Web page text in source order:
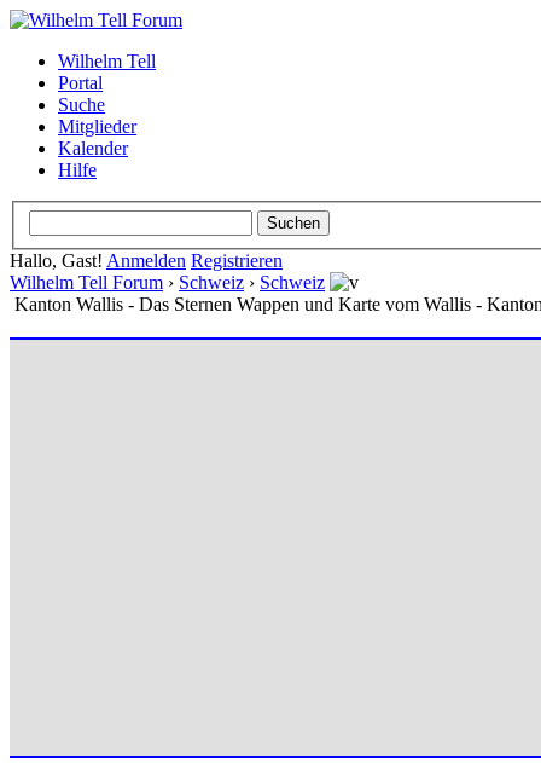
Wilhelm Tell
Portal
Suche
Mitglieder
Kalender
Hilfe
Hallo, Gast! Anmelden Registrieren
Wilhelm Tell Forum › Schweiz › Schweiz
Kanton Wallis - Das Sternen Wappen und Karte vom Wallis -